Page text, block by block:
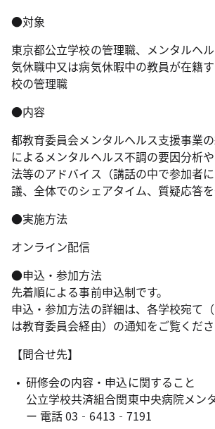
●対象
東京都公立学校の管理職、メンタルヘ
気休職中又は病気休暇中の教員が在籍
校の管理職
●内容
都教育委員会メンタルヘルス支援事業
によるメンタルヘルス不調の要因分析
法等のアドバイス（講話の中で参加者
議、全体でのシェアタイム、質疑応答を
●実施方法
オンライン配信
●申込・参加方法
先着順による事前申込制です。
申込・参加方法の詳細は、各学校宛て
は教育委員会経由）の通知をご覧くださ
【問合せ先】
研修会の内容・申込に関すること
公立学校共済組合関東中央病院メン
ー 電話 03‐6413‐7191